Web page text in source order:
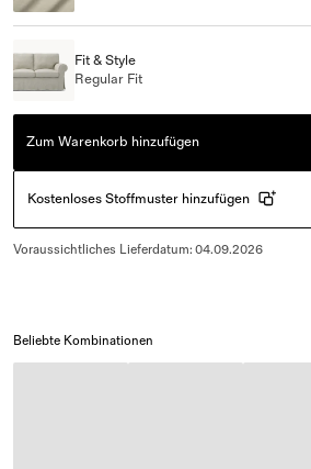
Fit & Style
Regular Fit
Zum Warenkorb hinzufügen
Kostenloses Stoffmuster hinzufügen
Voraussichtliches Lieferdatum: 04.09.2026
Beliebte Kombinationen